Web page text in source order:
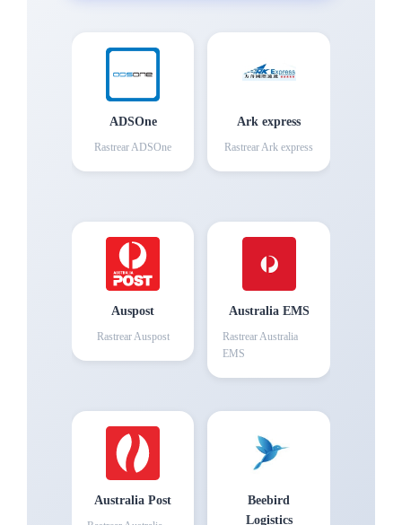
ADSOne
RastrearADSOne
Ark express
RastrearArk express
Auspost
RastrearAuspost
Australia EMS
RastrearAustralia
EMS
Australia Post
Beebird
Logistics